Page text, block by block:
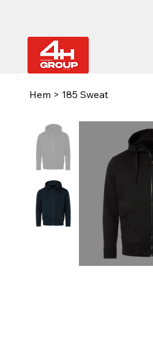
Hem > 185 Sweat